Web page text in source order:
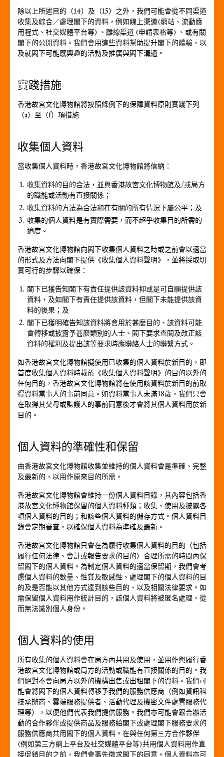
除以上所述目的（14）及（15）之外，我們可能會從不同渠道
收集及綜合／處理閣下的資料，例如線上渠道(網站、流動應
用程式、社交媒體平台等) 、離線渠道 (申請表格等) 、或有關
閣下的公開資料。我們會用這些資料幫助提升閣下的體驗，以
及就閣下可能感興趣的活動及推廣與閣下溝通。
實踐措施
香港故宮文化博物館將按照條例下的保障資料原則實踐下列
（a）至（f）項措施
收集個人資料
當收集個人資料時，香港故宮文化博物館將信納：
收集資料的目的合法，並與香港故宮文化博物館及/或局方
的職能或活動有直接關係；
收集資料的方法為合法和在有關的所有情況下屬公平；及
收集的個人資料是有實際需要，而不超乎收集目的所需的
適度。
香港故宮文化博物館向閣下收集個人資料之時或之前會以適當
的形式及方法向閣下提供《收集個人資料聲明》，並將採取切
實可行的步驟以確保：
閣下已獲告知閣下有責任提供該資料抑或是可自願提供該
資料，及如閣下有責任提供該資料，但閣下未能提供該資
料的後果；及
閣下已獲明確告知該資料將會用於甚麼目的、該資料可能
會轉移或披露予甚麼類別的人士、閣下要求查閱及改正該
資料的權利及提出該等要求時應聯絡人士的聯繫方式。
如香港故宮文化博物館擬使用已收集的個人資料於新目的，即
首度收集個人資料時載於《收集個人資料聲明》的目的以外的
任何目的，香港故宮文化博物館將在使用該資料於新目的前取
得資料當事人的事前同意。如資料當事人未滿18歲，我們只會
在取得其父母或監護人的事前同意後才會將其個人資料用於新
目的。
個人資料的準確性和保留
由香港故宮文化博物館收集並維持的個人資料會是準確、完整
及最新的，以用作原來目的所需。
香港故宮文化博物館會維持一份個人資料目錄，其內容包括香
港故宮文化博物館保留的個人資料種類；收集、使用及披露各
項個人資料的目的；和該些個人資料的儲存方式。個人資料目
錄會定期審查，以確保個人資料為準確及最新。
香港故宮文化博物館只會在為履行收集個人資料的目的（包括
履行任何法律、會計或報告要求的目的）合理所需的時間內保
留閣下的個人資料。為制定個人資料的適當保留期，我們會考
慮個人資料的數量、性質及敏感性、處理閣下的個人資料的目
的及是否能以其他方式達到該些目的、以及相關法律要求。如
需保留個人資料用作統計目的，該個人資料將被匿名處理，從
而無法識別個人身份。
個人資料的使用
所有收集的個人資料會在局方內共用及使用，並用作與履行香
港故宮文化博物館或局方的活動或職能有直接關係的目的。我
們絕對不會向局方以外的機構出售或出租閣下的資料。我們可
能會將閣下的個人資料轉移予我們的服務供應商（例如資訊科
技承辦商、雲端服務提供者、活動代理及機密文件處置服務代
理等），以便他們代表我們提供服務。我們亦可能會跟合辦活
動的合作夥伴或提供商品及服務給閣下或處理閣下服務要求的
服務供應商共用閣下的個人資料。在與任何第三方合作夥伴
(例如第三方網上平台及社交媒體平台等)共用個人資料用作直
接促銷目的之前，我們會事先徵求閣下的同意。個人資料亦可